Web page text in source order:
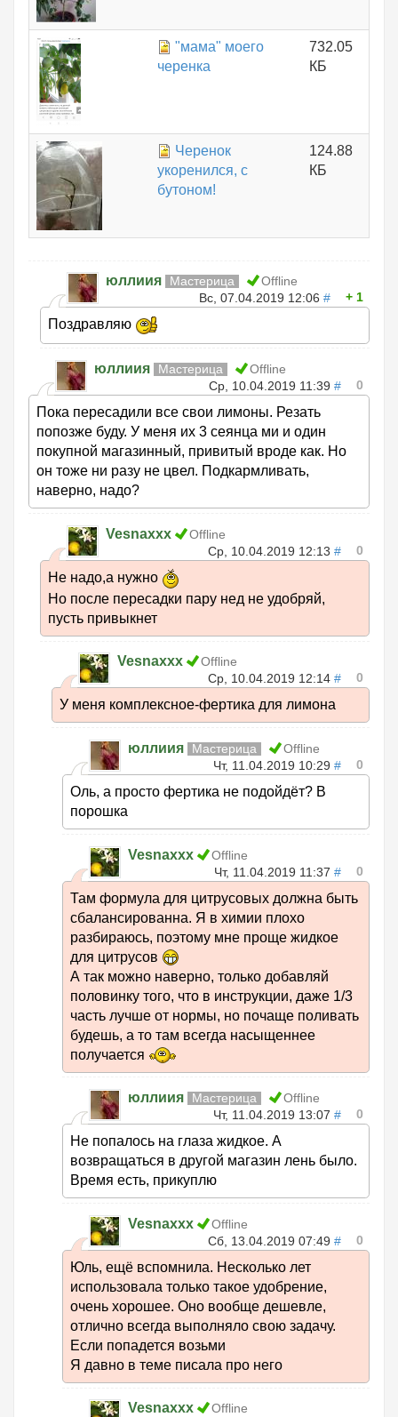
"мама" моего
черенка
732.05
КБ
Черенок
укоренился, с
бутоном!
124.88
КБ
юллиия Мастерица
Offline
Вс, 07.04.2019 12:06 # 1
Поздравляю
юллиия Мастерица
Offline
Ср, 10.04.2019 11:39 # 0
Пока пересадили все свои лимоны. Резать
попозже буду. У меня их 3 сеянца ми и один
покупной магазинный, привитый вроде как. Но
он тоже ни разу не цвел. Подкармливать,
наверно, надо?
Vesnaxxx
Offline
Ср, 10.04.2019 12:13 # 0
Не надо,а нужно
Но после пересадки пару нед не удобряй,
пусть привыкнет
Vesnaxxx
Offline
Ср, 10.04.2019 12:14 # 0
У меня комплексное-фертика для лимона
юллиия Мастерица
Offline
Чт, 11.04.2019 10:29 # 0
Оль, а просто фертика не подойдёт? В
порошка
Vesnaxxx
Offline
Чт, 11.04.2019 11:37 # 0
Там формула для цитрусовых должна быть
сбалансированна. Я в химии плохо
разбираюсь, поэтому мне проще жидкое
для цитрусов
А так можно наверно, только добавляй
половинку того, что в инструкции, даже 1/3
часть лучше от нормы, но почаще поливать
будешь, а то там всегда насыщеннее
получается
юллиия Мастерица
Offline
Чт, 11.04.2019 13:07 # 0
Не попалось на глаза жидкое. А
возвращаться в другой магазин лень было.
Время есть, прикуплю
Vesnaxxx
Offline
Сб, 13.04.2019 07:49 # 0
Юль, ещё вспомнила. Несколько лет
использовала только такое удобрение,
очень хорошее. Оно вообще дешевле,
отлично всегда выполняло свою задачу.
Если попадется возьми
Я давно в теме писала про него
Vesnaxxx
Offline